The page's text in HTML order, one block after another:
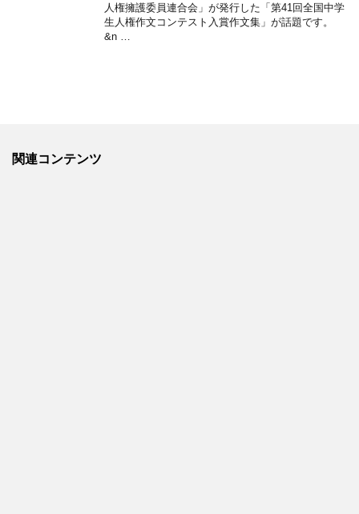
人権擁護委員連合会」が発行した「第41回全国中学
生人権作文コンテスト入賞作文集」が話題です。
&n …
関連コンテンツ